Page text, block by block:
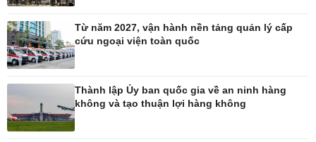
Pháp luật
Vụ án
Tin nóng
Tư vấn luật
Thể thao
Bóng đá quốc tế
Thế giới thể thao
Lịch thi đấu bóng đá
Từ năm 2027, vận hành nền tảng quản lý cấp
cứu ngoại viện toàn quốc
Thành lập Ủy ban quốc gia về an ninh hàng
không và tạo thuận lợi hàng không